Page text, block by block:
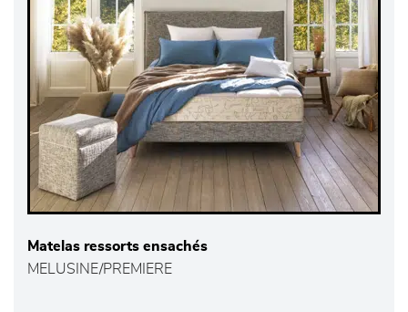
Matelas ressorts ensachés
MELUSINE/PREMIERE